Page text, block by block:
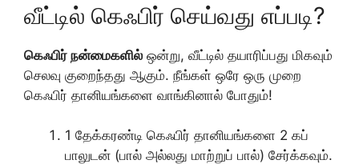
வீட்டில் கெஃபிர் செய்வது எப்படி?
கெஃபிர் நன்மைகளில் ஒன்று, வீட்டில் தயாரிப்பது மிகவும்
செலவு குறைந்தது ஆகும். நீங்கள் ஒரே ஒரு முறை
கெஃபிர் தானியங்களை வாங்கினால் போதும்!
1 தேக்கரண்டி கெஃபிர் தானியங்களை 2 கப்
பாலுடன் (பால் அல்லது மாற்றுப் பால்) சேர்க்கவும்.